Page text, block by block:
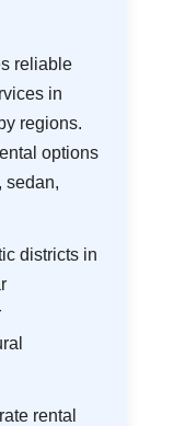
reliable
in
regions.
options
sedan,
districts in
rental